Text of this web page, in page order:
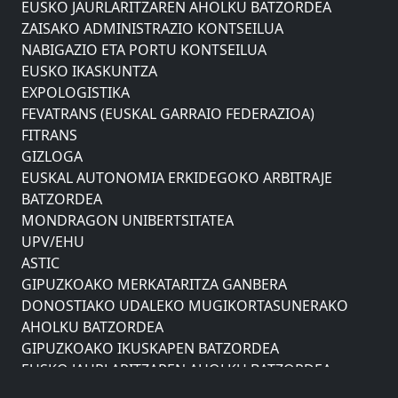
ZAISAKO ADMINISTRAZIO KONTSEILUA
NABIGAZIO ETA PORTU KONTSEILUA
EUSKO IKASKUNTZA
EXPOLOGISTIKA
FEVATRANS (EUSKAL GARRAIO FEDERAZIOA)
FITRANS
GIZLOGA
EUSKAL AUTONOMIA ERKIDEGOKO ARBITRAJE
BATZORDEA
MONDRAGON UNIBERTSITATEA
UPV/EHU
ASTIC
GIPUZKOAKO MERKATARITZA GANBERA
DONOSTIAKO UDALEKO MUGIKORTASUNERAKO
AHOLKU BATZORDEA
GIPUZKOAKO IKUSKAPEN BATZORDEA
EUSKO JAURLARITZAREN AHOLKU BATZORDEA